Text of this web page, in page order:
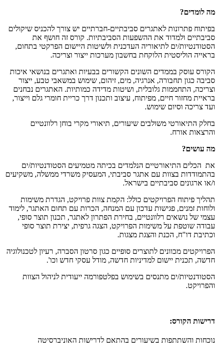
מה לומדים?
בפיתוח פתרונות לאתגרים סביבתיים-חברתיים יש צורך להכניס שיקולים
סביבתיים ולמדוד את ההשפעות הסביבתיות. קורס זה חושף את
הסטודנטיות/ים לתיאוריה העדכנית ולשיטות היישום הפרקטי בתחום,
בראייה הוליסטית הלוקחת בחשבון מערכות ייצור וצריכה.
הקורס עוסק בממדים השונים הקשורים בבעיות ואתגרים בנושאי איכות
סביבה כגון תחבורה, אנרגיה, מים, זיהום, שימוש במשאבי טבע, ייצור
וצריכה, התחממות גלובלית, ושיטות מדידה כמותיות. האתגרים נבחנים
בראיית מחזור חיים, מפיתוח, עיצוב ותכנון דרך כריית חומרי גלם וייצור,
ועד צריכה וסיום שימוש.
בחלק התיאורטי משולבים שיעורים, תיאורי מקרי בוחן רלוונטיים
והרצאות אורח.
מה עושים?
את הכלים התיאורטיים הנלמדים בכיתה מטמיעים הסטודנטיות/ים
בהתמודדות בצוות עם אתגר סביבתי, המעסיק משרדי ממשלה, משקיעים
ו/או ארגונים סביבתיים בישראל.
תהליך פיתוח הפרויקטים כולל: הקמת צוות פרויקט, הגדרת משימות
ולוחות זמנים, פגישות עדכון עם המנחה, הכרות עם תחום האתגר, לימוד
עצמי של נושאים רלוונטיים, בחירת הפתרון לאתגר, תכנון תוצר סופי,
עבודה שוטפת על משימות הפרויקט, הצגה גרפית, יצירת תוצר סופי
וכתיבת דו"ח, הכנת והצגת מצגות.
הפרויקטים מכוונים לתוצרים סופיים כגון סרטון הסברה, רעיון לטכנולוגיה
חדשה, תכנית יישום למדיניות חדשה, מודל עסקי חדש וכו'.
הסטודנטיות/ים מתנסים בשימוש בפלטפורמה ייעודית לניהול הצוות
והפרויקט.
דרישות הקורס:
נוכחות והשתתפות בשיעורים בהתאם לדרישות האוניברסיטה